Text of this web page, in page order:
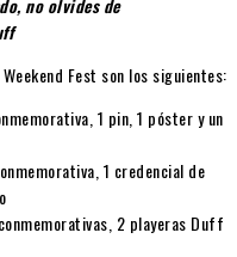
no olvides de
Fest son los siguientes:
1 pin, 1 póster y un
1 credencial de
2 playeras Duff